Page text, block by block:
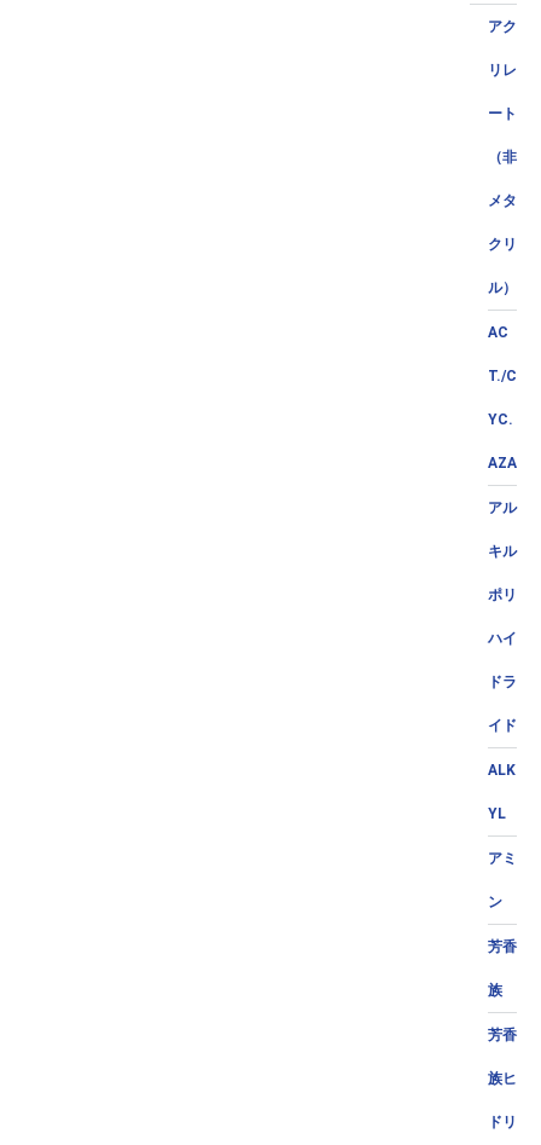
アク
リレ
ート
（非
メタ
クリ
ル）
AC
T./C
YC.
AZA
アル
キル
ポリ
ハイ
ドラ
イド
ALK
YL
アミ
ン
芳香
族
芳香
族ヒ
ドリ